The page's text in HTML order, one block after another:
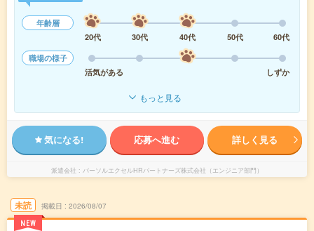
年齢層
20代
30代 40代 50代
60代
職場の様子
活気がある
しずか
もっと見る
気になる! 応募へ進む 詳しく見る
派遣会社 パーソルエクセルHRパートナーズ株式会社（エンジニア部門）
未読
NEW
掲載日 2026/08/07